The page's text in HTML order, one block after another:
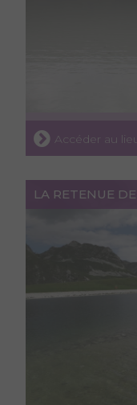
Accéder au
LA RETENUE DE